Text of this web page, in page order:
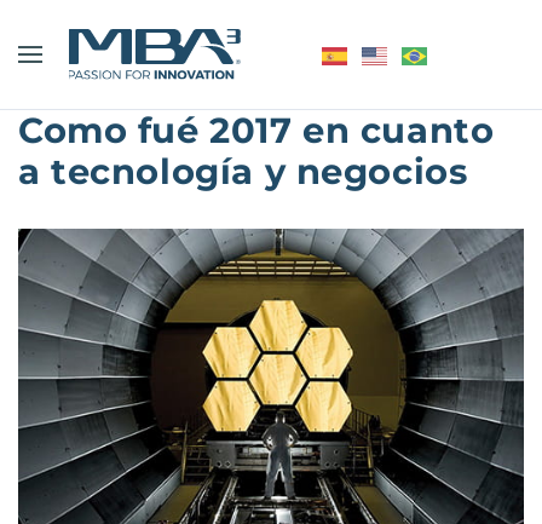
Como fué 2017 en cuanto
a tecnología y negocios